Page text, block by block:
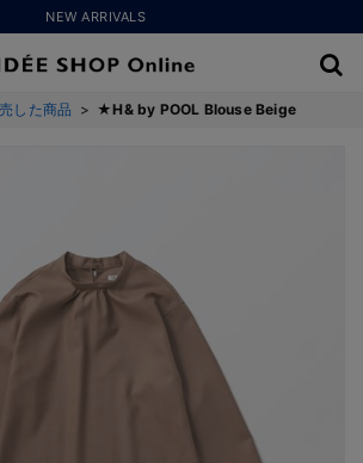
NEW ARRIVALS
した商品 > ★H& by POOL Blouse Beige